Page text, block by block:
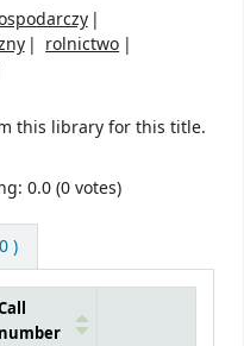
rolnictwo
this library for this title.
0.0 (0 votes)
)
number